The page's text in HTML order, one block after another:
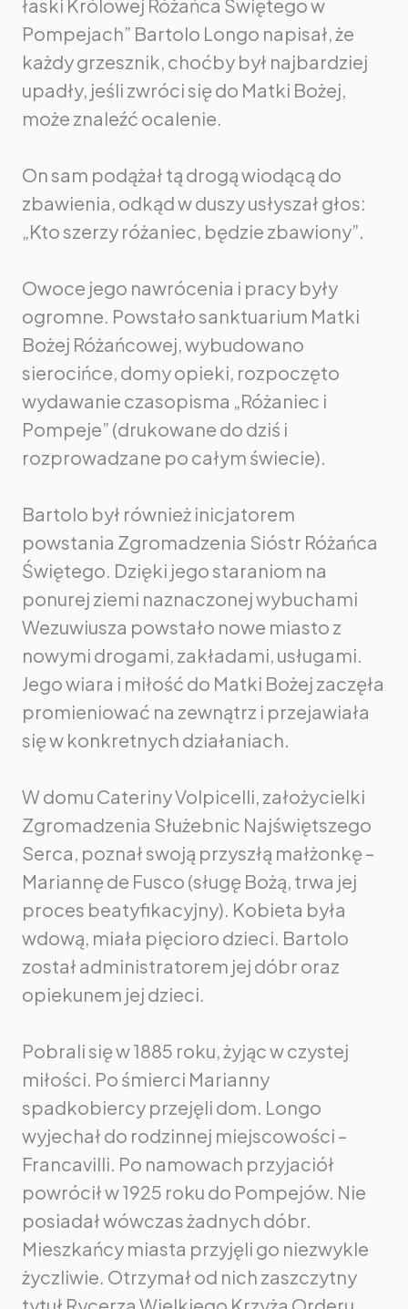
łaski Królowej Różańca Świętego w
Pompejach” Bartolo Longo napisał, że
każdy grzesznik, choćby był najbardziej
upadły, jeśli zwróci się do Matki Bożej,
może znaleźć ocalenie.
On sam podążał tą drogą wiodącą do
zbawienia, odkąd w duszy usłyszał głos:
„Kto szerzy różaniec, będzie zbawiony”.
Owoce jego nawrócenia i pracy były
ogromne. Powstało sanktuarium Matki
Bożej Różańcowej, wybudowano
sierocińce, domy opieki, rozpoczęto
wydawanie czasopisma „Różaniec i
Pompeje” (drukowane do dziś i
rozprowadzane po całym świecie).
Bartolo był również inicjatorem
powstania Zgromadzenia Sióstr Różańca
Świętego. Dzięki jego staraniom na
ponurej ziemi naznaczonej wybuchami
Wezuwiusza powstało nowe miasto z
nowymi drogami, zakładami, usługami.
Jego wiara i miłość do Matki Bożej zaczęła
promieniować na zewnątrz i przejawiała
się w konkretnych działaniach.
W domu Cateriny Volpicelli, założycielki
Zgromadzenia Służebnic Najświętszego
Serca, poznał swoją przyszłą małżonkę –
Mariannę de Fusco (sługę Bożą, trwa jej
proces beatyfikacyjny). Kobieta była
wdową, miała pięcioro dzieci. Bartolo
został administratorem jej dóbr oraz
opiekunem jej dzieci.
Pobrali się w 1885 roku, żyjąc w czystej
miłości. Po śmierci Marianny
spadkobiercy przejęli dom. Longo
wyjechał do rodzinnej miejscowości –
Francavilli. Po namowach przyjaciół
powrócił w 1925 roku do Pompejów. Nie
posiadał wówczas żadnych dóbr.
Mieszkańcy miasta przyjęli go niezwykle
życzliwie. Otrzymał od nich zaszczytny